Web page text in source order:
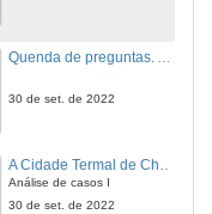
Quenda de preguntas. As fontes do desenvolvemento endóxeno
30 de set. de 2022
Análise de casos I
30 de set. de 2022